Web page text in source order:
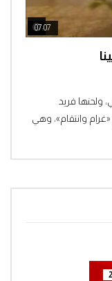
07:07
ولحنها فريد
عام 1944 في فيلم «غرام وانتقام»، وهي
2